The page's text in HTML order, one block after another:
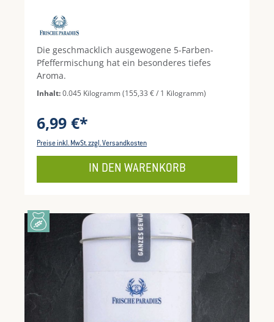
Die geschmacklich ausgewogene 5-Farben-
Pfeffermischung hat ein besonderes tiefes
Aroma.
Inhalt:0.045 Kilogramm(155,33 € / 1 Kilogramm)
6,99 €*
Preise inkl. MwSt. zzgl. Versandkosten
IN DEN WARENKORB